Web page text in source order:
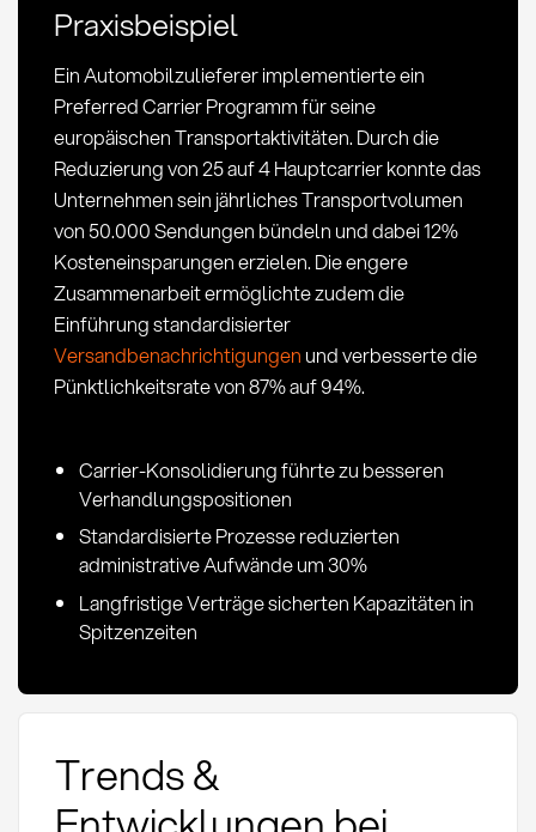
strategische
Vorteile
Praxisbeispiel
Ein Automobilzulieferer implementierte ein
Preferred Carrier Programm für seine
europäischen Transportaktivitäten. Durch die
Reduzierung von 25 auf 4 Hauptcarrier konnte das
Unternehmen sein jährliches Transportvolumen
von 50.000 Sendungen bündeln und dabei 12%
Kosteneinsparungen erzielen. Die engere
Zusammenarbeit ermöglichte zudem die
Einführung standardisierter
Versandbenachrichtigungen und verbesserte die
Pünktlichkeitsrate von 87% auf 94%.
Carrier-Konsolidierung führte zu besseren
Verhandlungspositionen
Standardisierte Prozesse reduzierten
administrative Aufwände um 30%
Langfristige Verträge sicherten Kapazitäten in
Spitzenzeiten
Trends &